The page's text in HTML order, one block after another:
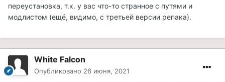
переустановка, т.к. у вас что-то странное с путями и
модлистом (ещё, видимо, с третьей версии репака).
White Falcon
Опубликовано 26 июня, 2021